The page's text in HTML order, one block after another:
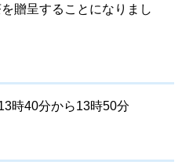
贈呈することになりまし
時40分から13時50分